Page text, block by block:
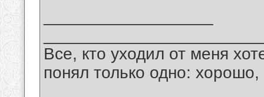
Все, кто уходил от меня
понял только одно: